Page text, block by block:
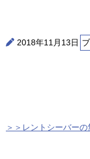
2018年11月13日
＞＞レントシーバー